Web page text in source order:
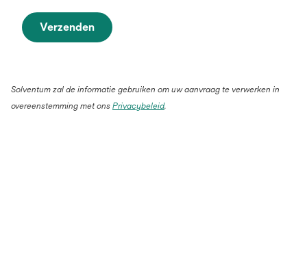
Verzenden
Solventum zal de informatie gebruiken om uw aanvraag te verwerken in
overeenstemming met ons Privacybeleid.